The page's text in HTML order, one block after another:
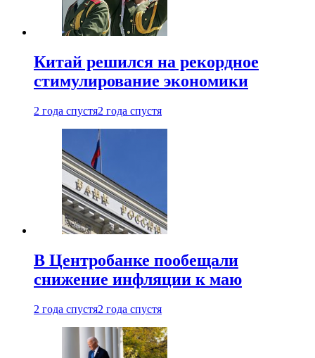
Китай решился на рекордное
стимулирование экономики
2 года спустя2 года спустя
В Центробанке пообещали
снижение инфляции к маю
2 года спустя2 года спустя